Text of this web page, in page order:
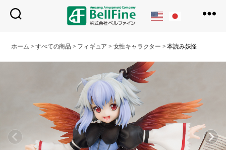
フ
イ
ン
ホーム >すべての商品 > フィギュア > 女性キャラクター >本読み妖怪